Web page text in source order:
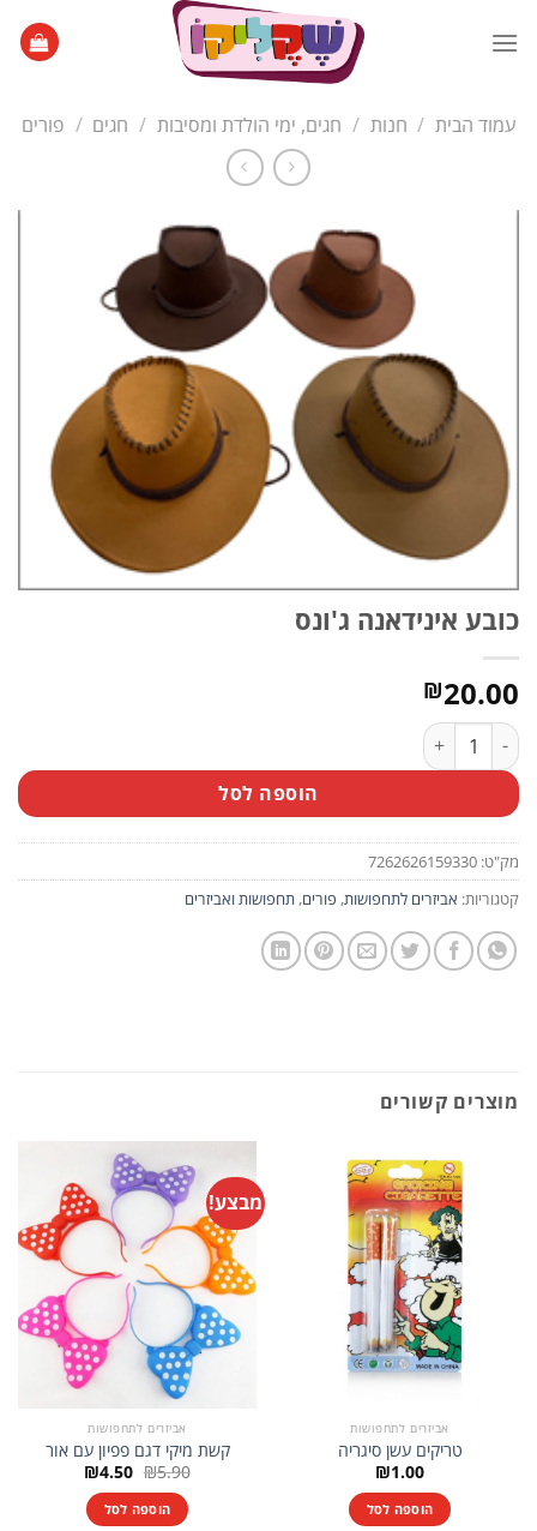
עמוד הבית / חנות / חגים, ימי הולדת ומסיבות / חגים / פורים
כובע אינידאנה ג'ונס
₪20.00
כמות של כובע אינידאנה ג'ונס
הוספה לסל
מק"ט: 7262626159330
קטגוריות: אביזרים לתחפושות, פורים, תחפושות ואביזרים
מוצרים קשורים
אביזרים לתחפושות
טריקים עשן סיגריה
₪1.00
הוספה לסל
מבצע!
אביזרים לתחפושות
קשת מיקי דגם פפיון עם אור
₪5.90 המחיר
היה:
₪5.90.
₪4.50 המחיר
הוספה לסל